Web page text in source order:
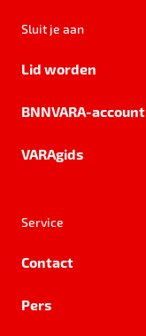
Sluit je aan
Lid worden
BNNVARA-account
VARAgids
Service
Contact
Pers